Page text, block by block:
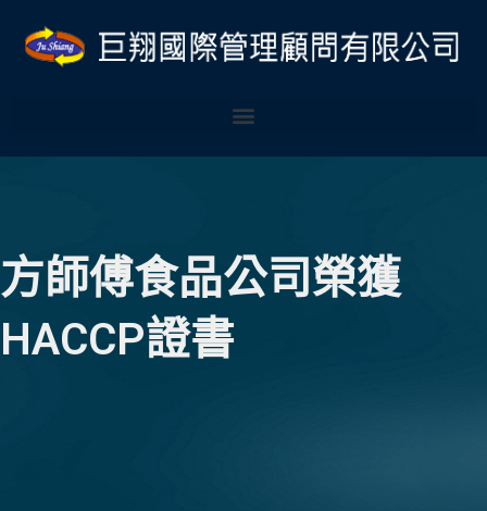
方師傅食品公司榮獲
HACCP證書